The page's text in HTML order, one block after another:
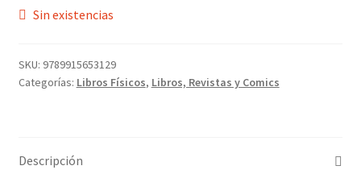
Sin existencias
SKU: 9789915653129
Categorías: Libros Físicos, Libros, Revistas y Comics
Descripción